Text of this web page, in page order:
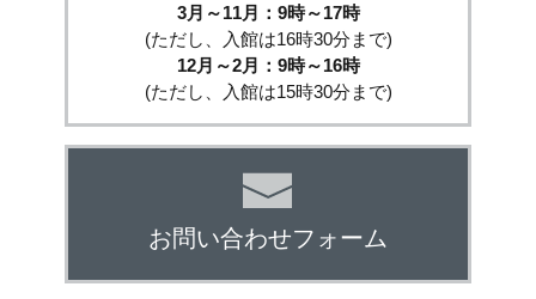
3月～11月：9時～17時
(ただし、入館は16時30分まで)
12月～2月：9時～16時
(ただし、入館は15時30分まで)
お問い合わせフォーム